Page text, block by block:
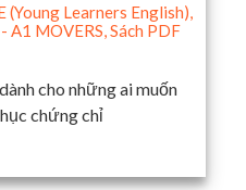
(Young Learners English),
A1 MOVERS,Sách PDF
cho những ai muốn
chứng chỉ